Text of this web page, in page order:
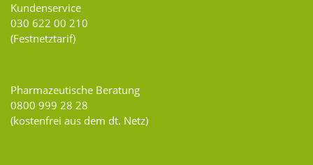
Kundenservice
030 622 00 210
(Festnetztarif)
Pharmazeutische Beratung
0800 999 28 28
(kostenfrei aus dem dt. Netz)